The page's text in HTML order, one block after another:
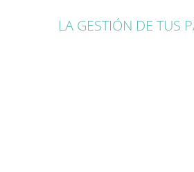
LA GESTIÓN DE TUS